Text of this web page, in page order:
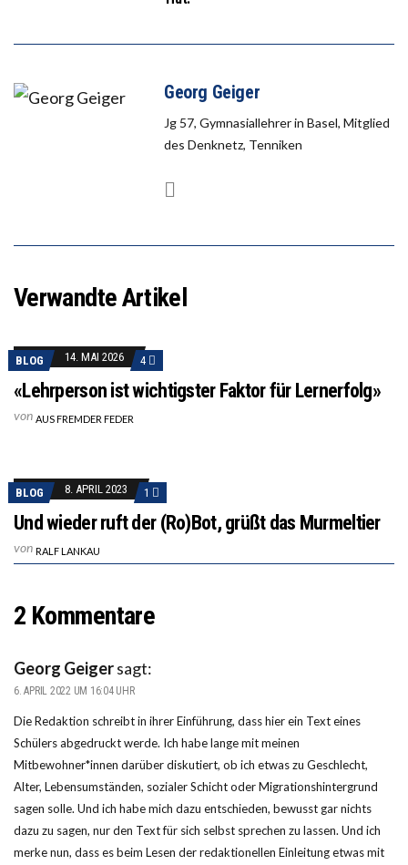
Georg Geiger
Jg 57, Gymnasiallehrer in Basel, Mitglied
des Denknetz, Tenniken
Verwandte Artikel
BLOG 14. MAI 2026 4
«Lehrperson ist wichtigster Faktor für Lernerfolg»
von AUS FREMDER FEDER
BLOG 8. APRIL 2023 1
Und wieder ruft der (Ro)Bot, grüßt das Murmeltier
von RALF LANKAU
2 Kommentare
Georg Geigersagt:
6. APRIL 2022 UM 16:04 UHR
Die Redaktion schreibt in ihrer Einführung, dass hier ein Text eines
Schülers abgedruckt werde. Ich habe lange mit meinen
Mitbewohner*innen darüber diskutiert, ob ich etwas zu Geschlecht,
Alter, Lebensumständen, sozialer Schicht oder Migrationshintergrund
sagen solle. Und ich habe mich dazu entschieden, bewusst gar nichts
dazu zu sagen, nur den Text für sich selbst sprechen zu lassen. Und ich
merke nun, dass es beim Lesen der redaktionellen Einleitung etwas mit